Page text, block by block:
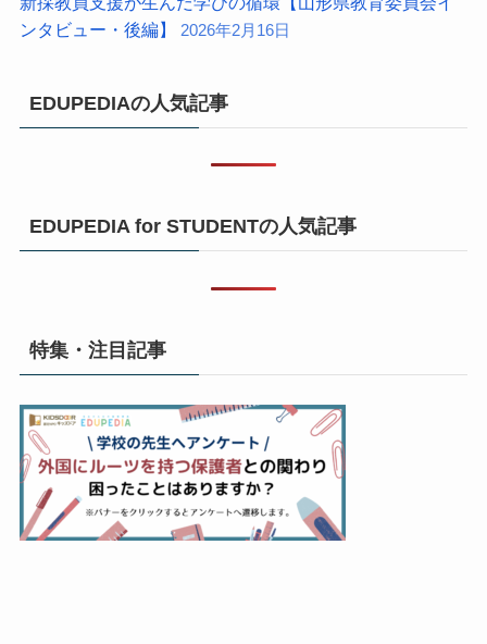
ンタビュー・後編】
2026年2月16日
EDUPEDIAの人気記事
EDUPEDIA for STUDENTの人気記事
特集・注目記事